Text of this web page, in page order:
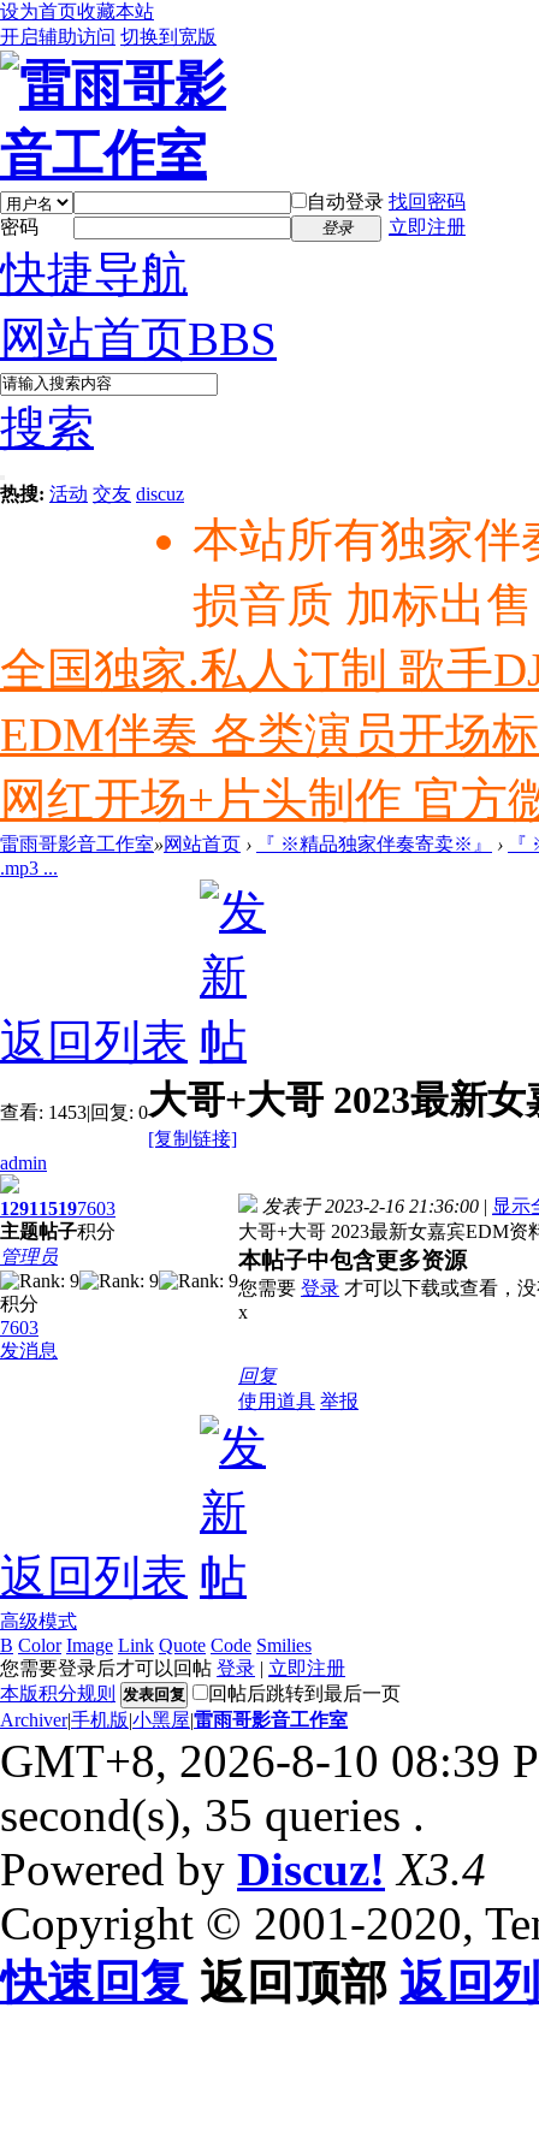
设为首页收藏本站
开启辅助访问 切换到宽版
自动登录 找回密码
密码
登录 立即注册
快捷导航
网站首页BBS
搜索
热搜: 活动 交友 discuz
本站所有独家伴
损音质 加标出
全国独家.私人订制 歌手
EDM伴奏 各类演员开场
网红开场+片头制作 官方
雷雨哥影音工作室»网站首页 › 『 ※精品独家伴奏寄卖※』 ›
.mp3 ...
返回列表
查看: 1453|回复: 0大哥+大哥 2023最新
[复制链接]
admin
1291
主题
1519
帖子
7603
积分
管理员
积分
7603
发消息
发表于 2023-2-16 21:36:00 | 显示
大哥+大哥 2023最新女嘉宾EDM资
本帖子中包含更多资源
您需要 登录 才可以下载或查看，
x
回复
使用道具 举报
返回列表
高级模式
B Color Image Link Quote Code Smilies
您需要登录后才可以回帖 登录 | 立即注册
本版积分规则
发表回复
回帖后跳转到最后一页
Archiver|手机版|小黑屋|雷雨哥影音工作室
GMT+8, 2026-8-10 08:39
second(s), 35 queries .
Powered by Discuz! X3.4
Copyright © 2001-2020,
快速回复 返回顶部 返回